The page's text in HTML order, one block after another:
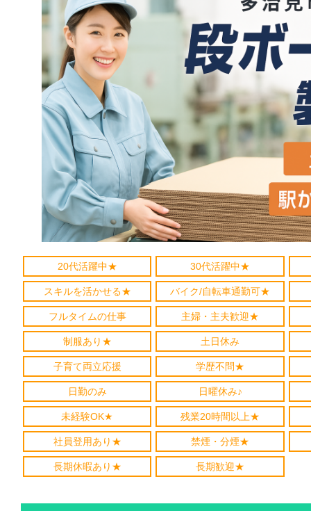
20代活躍中★ 30代活躍中★
スキルを活かせる★ バイク/自転車通勤可★
フルタイムの仕事 主婦・主夫歓迎★
制服あり★ 土日休み
子育て両立応援 学歴不問★
日勤のみ 日曜休み♪
未経験OK★ 残業20時間以上★
社員登用あり★ 禁煙・分煙★
長期休暇あり★ 長期歓迎★